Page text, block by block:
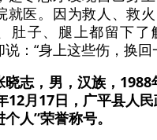
就医。因为救人、救
肚子、腿上都留下了
：“身上这些伤，换回
晓志，男，汉族，
12月17日，广平县人
人”荣誉称号。